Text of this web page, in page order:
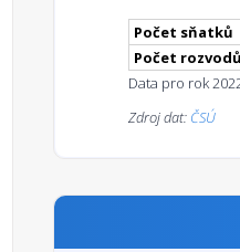
Počet sňatků
Počet rozvodů
Data pro rok
Zdroj dat: ČSÚ